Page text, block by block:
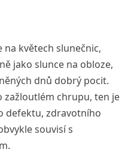
květech slunečnic,
jako slunce na obloze,
dnů dobrý pocit.
zažloutlém chrupu, ten je
defektu, zdravotního
souvisí s